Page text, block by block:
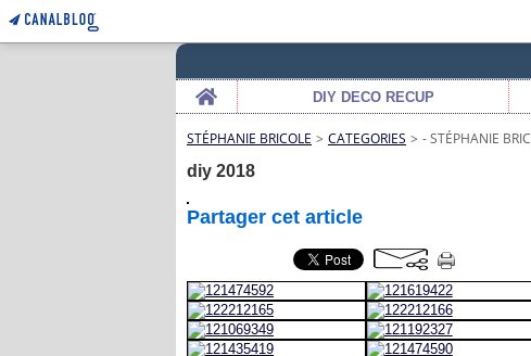
Home
DIY DECO RECUP
STÉPHANIE BRICOLE > CATEGORIES > - STÉPHANIE
diy 2018
Partager cet article